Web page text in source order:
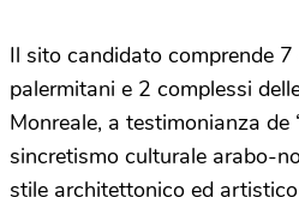
Il sito candidato comprende
palermitani e 2 complessi
Monreale, a testimonianza de
sincretismo culturale arabo-
stile architettonico ed